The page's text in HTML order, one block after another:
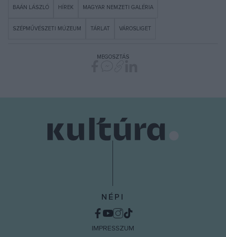
BAÁN LÁSZLÓ HÍREK MAGYAR NEMZETI GALÉRIA
SZÉPMŰVÉSZETI MÚZEUM TÁRLAT VÁROSLIGET
MEGOSZTÁS
NÉPI
IMPRESSZUM